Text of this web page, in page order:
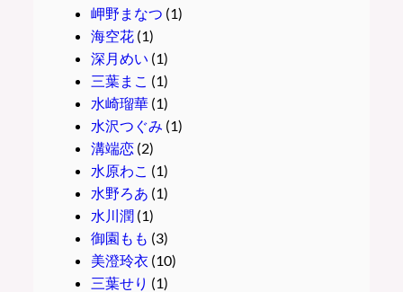
岬野まなつ (1)
海空花(1)
深月めい (1)
三葉まこ (1)
水崎瑠華(1)
水沢つぐみ (1)
溝端恋(2)
水原わこ (1)
水野ろあ (1)
水川潤(1)
御園もも (3)
美澄玲衣 (10)
三葉せり (1)